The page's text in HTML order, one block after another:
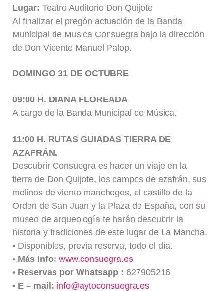
Lugar: Teatro Auditorio Don Quijote
Al finalizar el pregón actuación de la Banda
Municipal de Musica Consuegra bajo la dirección
de Don Vicente Manuel Palop.
DOMINGO 31 DE OCTUBRE
09:00 H. DIANA FLOREADA
A cargo de la Banda Municipal de Música.
11:00 H. RUTAS GUIADAS TIERRA DE
AZAFRÁN.
Descubrir Consuegra es hacer un viaje en la
tierra de Don Quijote, los campos de azafrán, sus
molinos de viento manchegos, el castillo de la
Orden de San Juan y la Plaza de España, con su
museo de arqueología te harán descubrir la
historia y tradiciones de este lugar de La Mancha.
• Disponibles, previa reserva, todo el día.
• Más info: www.consuegra.es
• Reservas por Whatsapp : 627905216
• E – mail: info@aytoconsuegra.es